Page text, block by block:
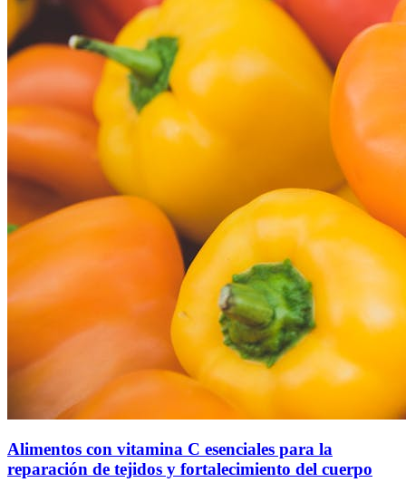
Alimentos con vitamina C esenciales para la
reparación de tejidos y fortalecimiento del cuerpo